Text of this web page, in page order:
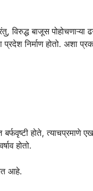
बाजूस पोहोचणाऱ्या
निर्माण होतो. अशा
होते, त्याचप्रमाणे
होतो.
आहे.